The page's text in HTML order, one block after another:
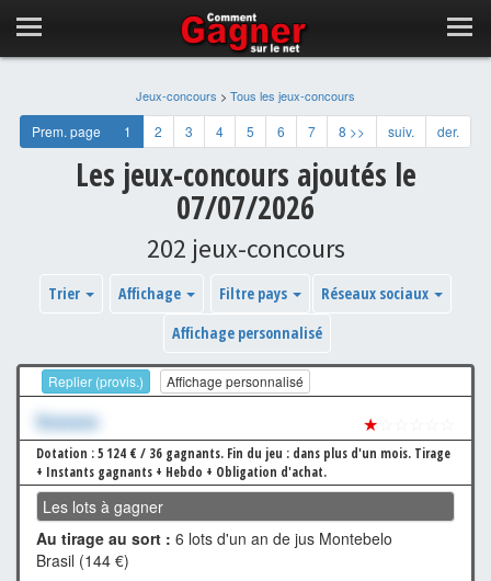
Jeux-concours > Tous les jeux-concours
Prem. page 1 2 3 4 5 6 7 8 >> suiv. der.
Les jeux-concours ajoutés le
07/07/2026
202 jeux-concours
Trier Affichage Filtre pays
Réseaux sociaux
Affichage personnalisé
Replier (provis.) Affichage personnalisé
Xxxxxxx ★
Dotation : 5 124 € / 36 gagnants. Fin du jeu : dans plus d'un mois. Tirage
+ Instants gagnants + Hebdo + Obligation d'achat.
Les lots à gagner
Au tirage au sort : 6 lots d'un an de jus Montebelo
Brasil (144 €)